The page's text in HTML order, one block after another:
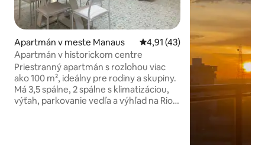
Apartmán v meste Manaus Priemerné ohodnotenie 4,91
4,91 (43)
Apartmán v historickom centre
Priestranný apartmán s rozlohou viac
ako 100 m², ideálny pre rodiny a skupiny.
Má 3,5 spálne, 2 spálne s klimatizáciou,
výťah, parkovanie vedľa a výhľad na Rio